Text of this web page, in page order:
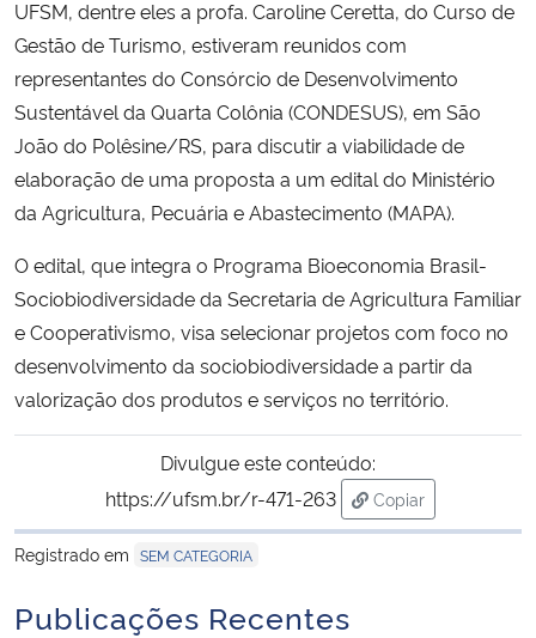
Ministério do Meio Ambiente
Ministério do Turismo
Ministério do Desenvolvimento Regional
Ministério da Mulher, da Família e dos Direitos Humanos
Secretaria-Geral
Gabinete de Segurança Institucional
Advocacia-Geral da União
Banco Central do Brasil
UFSM, dentre eles a profa. Caroline Ceretta, do Curso de
Gestão de Turismo, estiveram reunidos com
representantes do Consórcio de Desenvolvimento
Sustentável da Quarta Colônia (CONDESUS), em São
João do Polêsine/RS, para discutir a viabilidade de
elaboração de uma proposta a um edital do Ministério
da Agricultura, Pecuária e Abastecimento (MAPA).
O edital, que integra o Programa Bioeconomia Brasil-
Sociobiodiversidade da Secretaria de Agricultura Familiar
e Cooperativismo, visa selecionar projetos com foco no
desenvolvimento da sociobiodiversidade a partir da
valorização dos produtos e serviços no território.
Divulgue este conteúdo:
https://ufsm.br/r-471-263
Copiar
para área de
Registrado em SEM CATEGORIA
Publicações Recentes